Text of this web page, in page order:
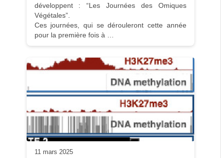
développent : “Les Journées des Omiques
Végétales”.
Ces journées, qui se dérouleront cette année
pour la première fois à …
11 mars 2025